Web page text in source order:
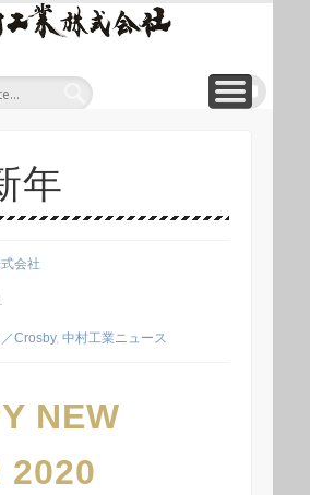
ープ
等重
上げ
会社概要
ワイヤロープについて
モジュリフト
PRODUCT 製品
SHOP 「ロープくん」ECショップ
お問い合わせ
年
会社
Crosby, 中村工業ニュース
NEW
2020